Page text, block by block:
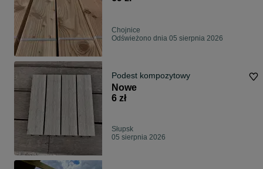
Chojnice
Odświeżono dnia 05 sierpnia 2026
Podest kompozytowy
Nowe
6 zł
Słupsk
05 sierpnia 2026